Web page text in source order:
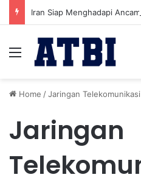
Menu
Home /Jaringan Telekomunikasi
Jaringan